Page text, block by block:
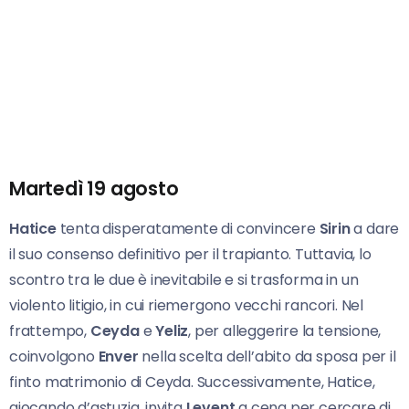
Martedì 19 agosto
Haticetenta disperatamente di convincere Sirina dare
il suo consenso definitivo per il trapianto. Tuttavia, lo
scontro tra le due è inevitabile e si trasforma in un
violento litigio, in cui riemergono vecchi rancori. Nel
frattempo, CeydaeYeliz, per alleggerire la tensione,
coinvolgono Enver nella scelta dell’abito da sposa per il
finto matrimonio di Ceyda. Successivamente, Hatice,